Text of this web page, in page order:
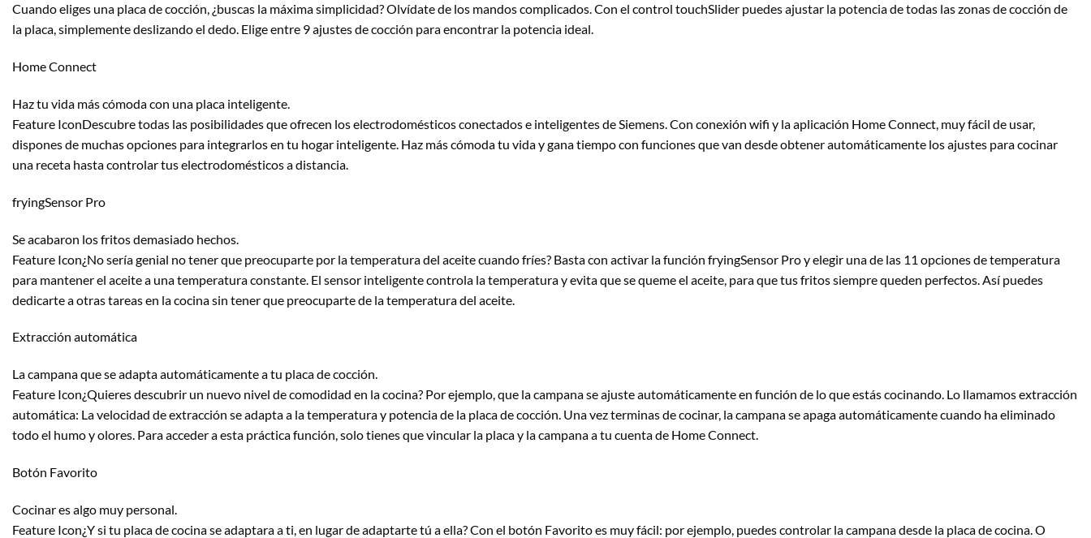
Cuando eliges una placa de cocción, ¿buscas la máxima simplicidad? Olvídate de los mandos complicados. Con el control touchSlider puedes ajustar la potencia de todas las zonas de cocción de
la placa, simplemente deslizando el dedo. Elige entre 9 ajustes de cocción para encontrar la potencia ideal.
Home Connect
Haz tu vida más cómoda con una placa inteligente.
Feature IconDescubre todas las posibilidades que ofrecen los electrodomésticos conectados e inteligentes de Siemens. Con conexión wifi y la aplicación Home Connect, muy fácil de usar,
dispones de muchas opciones para integrarlos en tu hogar inteligente. Haz más cómoda tu vida y gana tiempo con funciones que van desde obtener automáticamente los ajustes para cocinar
una receta hasta controlar tus electrodomésticos a distancia.
fryingSensor Pro
Se acabaron los fritos demasiado hechos.
Feature Icon¿No sería genial no tener que preocuparte por la temperatura del aceite cuando fríes? Basta con activar la función fryingSensor Pro y elegir una de las 11 opciones de temperatura
para mantener el aceite a una temperatura constante. El sensor inteligente controla la temperatura y evita que se queme el aceite, para que tus fritos siempre queden perfectos. Así puedes
dedicarte a otras tareas en la cocina sin tener que preocuparte de la temperatura del aceite.
Extracción automática
La campana que se adapta automáticamente a tu placa de cocción.
Feature Icon¿Quieres descubrir un nuevo nivel de comodidad en la cocina? Por ejemplo, que la campana se ajuste automáticamente en función de lo que estás cocinando. Lo llamamos extracción
automática: La velocidad de extracción se adapta a la temperatura y potencia de la placa de cocción. Una vez terminas de cocinar, la campana se apaga automáticamente cuando ha eliminado
todo el humo y olores. Para acceder a esta práctica función, solo tienes que vincular la placa y la campana a tu cuenta de Home Connect.
Botón Favorito
Cocinar es algo muy personal.
Feature Icon¿Y si tu placa de cocina se adaptara a ti, en lugar de adaptarte tú a ella? Con el botón Favorito es muy fácil: por ejemplo, puedes controlar la campana desde la placa de cocina. O